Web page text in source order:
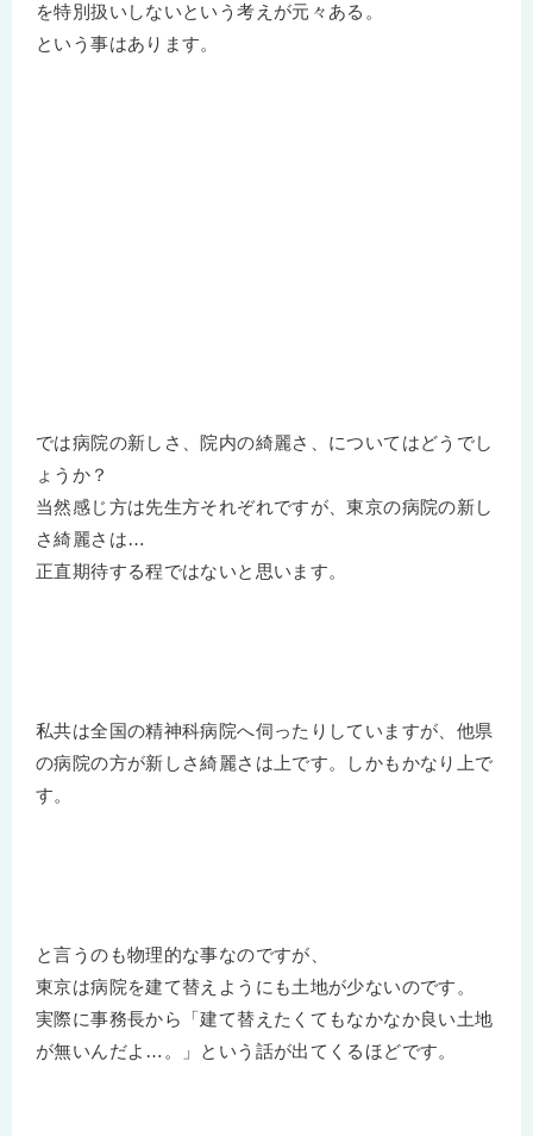
を特別扱いしないという考えが元々ある。
という事はあります。
では病院の新しさ、院内の綺麗さ、についてはどうでし
ょうか？
当然感じ方は先生方それぞれですが、東京の病院の新し
さ綺麗さは…
正直期待する程ではないと思います。
私共は全国の精神科病院へ伺ったりしていますが、他県
の病院の方が新しさ綺麗さは上です。しかもかなり上で
す。
と言うのも物理的な事なのですが、
東京は病院を建て替えようにも土地が少ないのです。
実際に事務長から「建て替えたくてもなかなか良い土地
が無いんだよ…。」という話が出てくるほどです。